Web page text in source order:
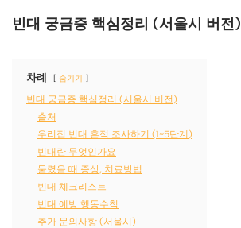
빈대 궁금증 핵심정리 (서울시 버전)
차례 숨기기
빈대 궁금증 핵심정리 (서울시 버전)
출처
우리집 빈대 흔적 조사하기 (1~5단계)
빈대란 무엇인가요
물렸을 때 증상, 치료방법
빈대 체크리스트
빈대 예방 행동수칙
추가 문의사항 (서울시)